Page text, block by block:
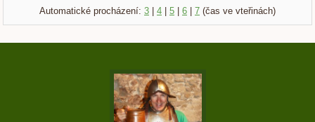
Automatické procházení: 3 | 4 | 5 | 6 | 7 (čas ve vteřinách)